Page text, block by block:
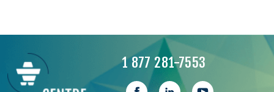
1 877 281-7553